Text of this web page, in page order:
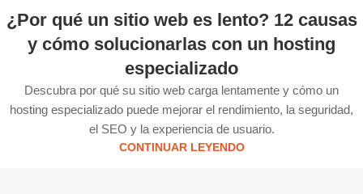
¿Por qué un sitio web es lento? 12 causas
y cómo solucionarlas con un hosting
especializado
Descubra por qué su sitio web carga lentamente y cómo un
hosting especializado puede mejorar el rendimiento, la seguridad,
el SEO y la experiencia de usuario.
CONTINUAR LEYENDO